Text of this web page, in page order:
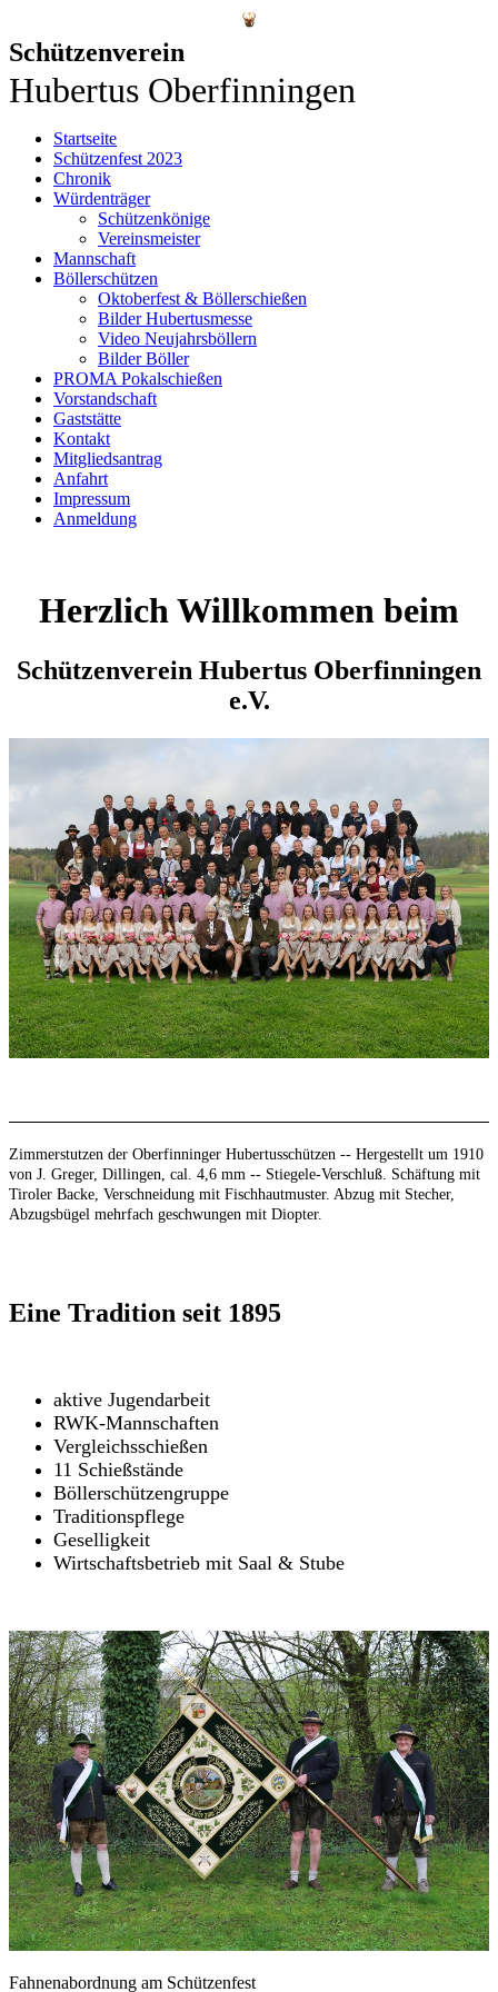
Schützenverein
Hubertus Oberfinningen
Startseite
Schützenfest 2023
Chronik
Würdenträger
Schützenkönige
Vereinsmeister
Mannschaft
Böllerschützen
Oktoberfest & Böllerschießen
Bilder Hubertusmesse
Video Neujahrsböllern
Bilder Böller
PROMA Pokalschießen
Vorstandschaft
Gaststätte
Kontakt
Mitgliedsantrag
Anfahrt
Impressum
Anmeldung
Herzlich Willkommen beim
Schützenverein Hubertus Oberfinningen
e.V.
Zimmerstutzen der Oberfinninger Hubertusschützen -- Hergestellt um 1910
von J. Greger, Dillingen, cal. 4,6 mm -- Stiegele-Verschluß. Schäftung mit
Tiroler Backe, Verschneidung mit Fischhautmuster. Abzug mit Stecher,
Abzugsbügel mehrfach geschwungen mit Diopter.
Eine Tradition seit 1895
aktive Jugendarbeit
RWK-Mannschaften
Vergleichsschießen
11 Schießstände
Böllerschützengruppe
Traditionspflege
Geselligkeit
Wirtschaftsbetrieb mit Saal & Stube
Fahnenabordnung am Schützenfest